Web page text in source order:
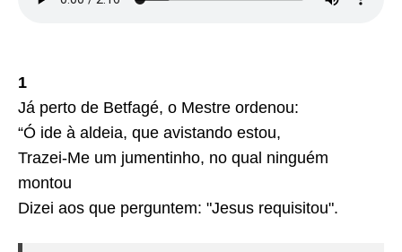
1
Já perto de Betfagé, o Mestre ordenou:
“Ó ide à aldeia, que avistando estou,
Trazei-Me um jumentinho, no qual ninguém
montou
Dizei aos que perguntem: "Jesus requisitou".